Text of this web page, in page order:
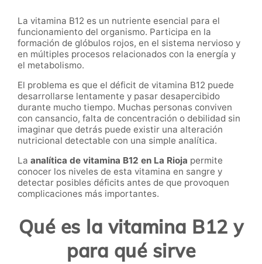
La vitamina B12 es un nutriente esencial para el
funcionamiento del organismo. Participa en la
formación de glóbulos rojos, en el sistema nervioso y
en múltiples procesos relacionados con la energía y
el metabolismo.
El problema es que el déficit de vitamina B12 puede
desarrollarse lentamente y pasar desapercibido
durante mucho tiempo. Muchas personas conviven
con cansancio, falta de concentración o debilidad sin
imaginar que detrás puede existir una alteración
nutricional detectable con una simple analítica.
La analítica de vitamina B12 en La Rioja permite
conocer los niveles de esta vitamina en sangre y
detectar posibles déficits antes de que provoquen
complicaciones más importantes.
Qué es la vitamina B12 y
para qué sirve